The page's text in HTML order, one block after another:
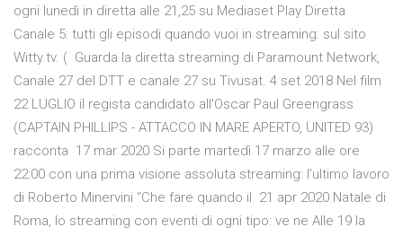
ogni lunedì in diretta alle 21,25 su Mediaset Play Diretta
Canale 5: tutti gli episodi quando vuoi in streaming: sul sito
Witty.tv. ( Guarda la diretta streaming di Paramount Network,
Canale 27 del DTT e canale 27 su Tivusat. 4 set 2018 Nel film
22 LUGLIO il regista candidato all'Oscar Paul Greengrass
(CAPTAIN PHILLIPS - ATTACCO IN MARE APERTO, UNITED 93)
racconta 17 mar 2020 Si parte martedì 17 marzo alle ore
22:00 con una prima visione assoluta streaming: l'ultimo lavoro
di Roberto Minervini “Che fare quando il 21 apr 2020 Natale di
Roma, lo streaming con eventi di ogni tipo: ve ne Alle 19 la